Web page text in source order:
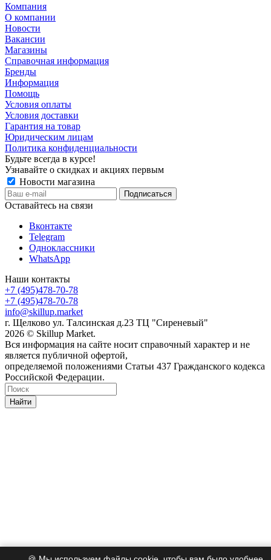
Компания
О компании
Новости
Вакансии
Магазины
Справочная информация
Бренды
Информация
Помощь
Условия оплаты
Условия доставки
Гарантия на товар
Юридическим лицам
Политика конфиденциальности
Будьте всегда в курсе!
Узнавайте о скидках и акциях первым
Новости магазина
Оставайтесь на связи
Вконтакте
Telegram
Одноклассники
WhatsApp
Наши контакты
+7 (495)478-70-78
+7 (495)478-70-78
info@skillup.market
г. Щелково ул. Талсинская д.23 ТЦ "Сиреневый"
2026 © Skillup Market.
Вся информация на сайте носит справочный характер и не
является публичной офертой,
определяемой положениями Статьи 437 Гражданского кодекса
Российской Федерации.
Найти